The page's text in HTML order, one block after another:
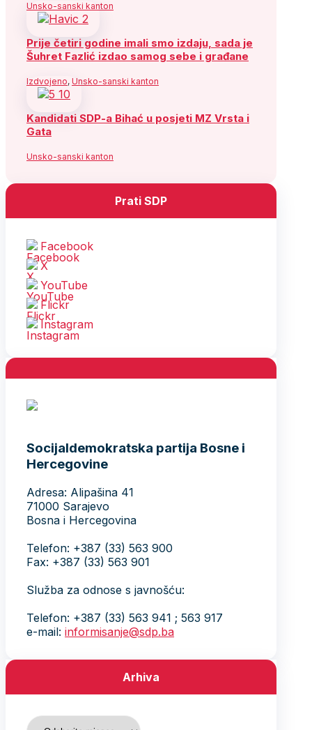
Unsko-sanski kanton
Prije četiri godine imali smo izdaju, sada je
Šuhret Fazlić izdao samog sebe i građane
Izdvojeno, Unsko-sanski kanton
Kandidati SDP-a Bihać u posjeti MZ Vrsta i
Gata
Unsko-sanski kanton
Prati SDP
Facebook
X
YouTube
Flickr
Instagram
Socijaldemokratska partija Bosne i
Hercegovine
Adresa: Alipašina 41
71000 Sarajevo
Bosna i Hercegovina
Telefon: +387 (33) 563 900
Fax: +387 (33) 563 901
Služba za odnose s javnošću:
Telefon: +387 (33) 563 941 ; 563 917
e-mail: informisanje@sdp.ba
Arhiva
Arhiva